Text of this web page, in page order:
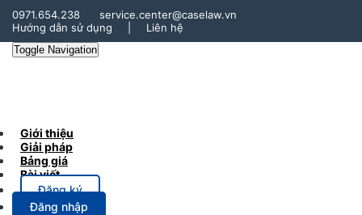
0971.654.238
service.center@caselaw.vn
Hướng dẫn sử dụng
Liên hệ
Toggle Navigation
Giới thiệu
Giải pháp
Bảng giá
Bài viết
Đăng ký
Đăng nhập